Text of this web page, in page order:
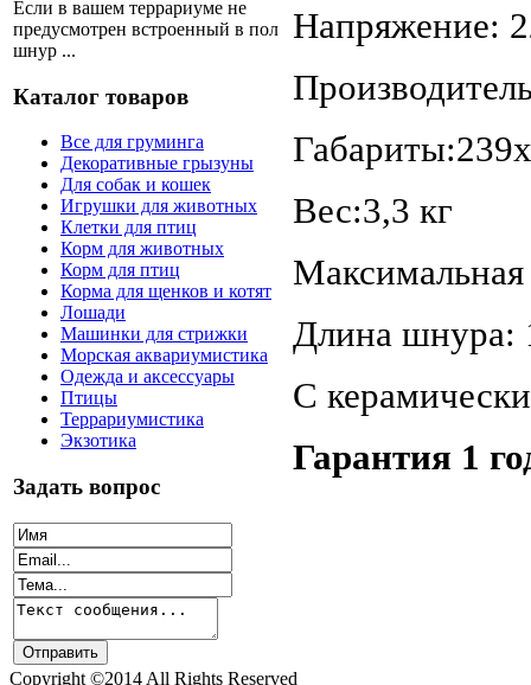
Если в вашем террариуме не
предусмотрен встроенный в пол
шнур ...
Каталог товаров
Все для груминга
Декоративные грызуны
Для собак и кошек
Игрушки для животных
Клетки для птиц
Корм для животных
Корм для птиц
Корма для щенков и котят
Лошади
Машинки для стрижки
Морская аквариумистика
Одежда и аксессуары
Птицы
Террариумистика
Экзотика
Задать вопрос
Напряжение:
Вес:3,3 кг
Длина шнура:
С
Гарантия 1
Copyright ©2014 All Rights Reserved